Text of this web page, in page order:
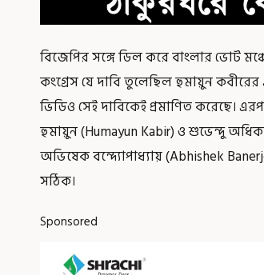
বিজেপির সঙ্গে ডিল করে বাংলার ভোট
কংগ্রেস যে দাবি তুলেছিল হুমায়ুন
ভিডিও সেই দাবিকেই প্রমাণিত করেছে।
হুমায়ুন (Humayun Kabir) ও শুভেন্দু
অভিষেক বন্দ্যোপাধ্যায় (Abhishek
সঠিক।
Sponsored